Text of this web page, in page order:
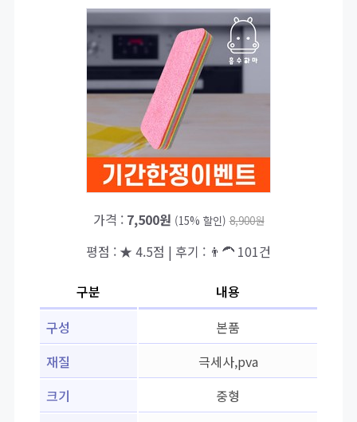
가격 : 7,500원 (15% 할인) 8,900원
평점 : ★ 4.5점 | 후기 : 👨‍🦱 101건
구분
내용
구성
본품
재질
극세사,pva
크기
중형